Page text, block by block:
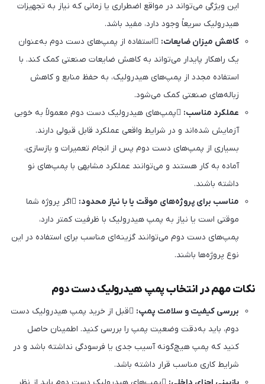
این ویژگی می‌تواند در مواقع اضطراری یا زمانی که نیاز به تجهیزات
هیدرولیک سریعاً وجود دارد، مفید باشد.
کاهش میزان ضایعات:
استفاده از پمپ‌های دست دوم به‌عنوان
یک راهکار پایدار می‌تواند به کاهش ضایعات صنعتی کمک کند. با
استفاده مجدد از پمپ‌های هیدرولیک، به حفظ منابع و کاهش
زباله‌های صنعتی کمک می‌شود.
عملکرد مناسب:
پمپ‌های هیدرولیک دست دوم معمولاً به خوبی
آزمایش شده‌اند و در شرایط واقعی عملکرد قابل قبولی دارند.
بسیاری از پمپ‌های دست دوم پس از انجام تعمیرات و بازسازی،
آماده به کار هستند و می‌توانند عملکرد مشابهی با پمپ‌های نو
داشته باشند.
مناسب برای پروژه‌های موقت یا با نیاز محدود:
اگر پروژه شما
موقتی است یا نیاز به پمپ هیدرولیک با ظرفیت کمتر دارد،
پمپ‌های دست دوم می‌توانند گزینه‌ای مناسب برای استفاده در این
نوع پروژه‌ها باشند.
نکات مهم در انتخاب پمپ هیدرولیک دست دوم
بررسی کیفیت و سلامت پمپ:
قبل از خرید پمپ هیدرولیک دست
دوم، باید به‌دقت وضعیت پمپ را بررسی کنید. اطمینان حاصل
کنید که پمپ هیچ‌گونه آسیب جدی یا فرسودگی نداشته باشد و در
شرایط کاری مناسب قرار داشته باشد.